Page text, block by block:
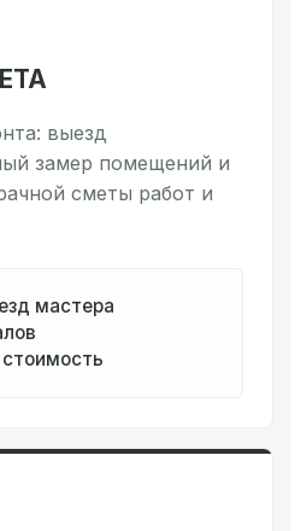
выезд
замер помещений и
сметы работ и
мастера